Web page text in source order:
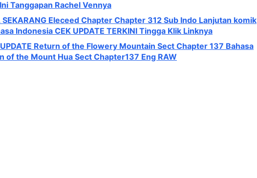
Tanggapan Rachel Vennya
SEKARANG Eleceed Chapter Chapter 312 Sub Indo Lanjutan komik
Indonesia CEK UPDATE TERKINI Tingga Klik Linknya
UPDATE Return of the Flowery Mountain Sect Chapter 137 Bahasa
of the Mount Hua Sect Chapter137 Eng RAW